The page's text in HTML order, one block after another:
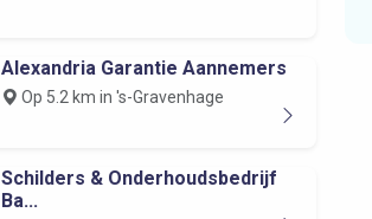
Alexandria Garantie Aannemers
Op 5.2 km in 's-Gravenhage
Schilders & Onderhoudsbedrijf
Ba...